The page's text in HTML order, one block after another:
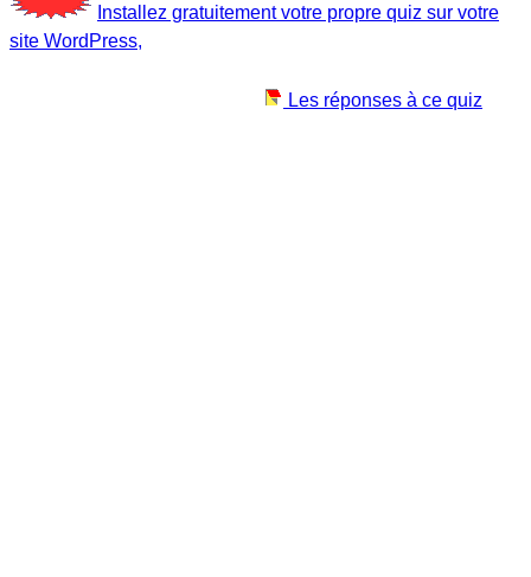
Installez gratuitement votre propre quiz sur votre
site WordPress,
Les réponses à ce quiz